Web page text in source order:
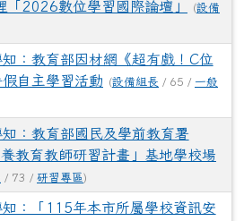
「2026數位學習國際論壇」
(設備
知：教育部因材網《超有戲！C位
自主學習活動
(設備組長 / 65 / 一般
知：教育部國民及學前教育署
教育教師研習計畫」基地學校場
/ 73 / 研習專區)
知：「115年本市所屬學校資訊安